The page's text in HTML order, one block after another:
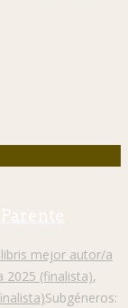
mejor autor/a
2025 (finalista),
Subgéneros: